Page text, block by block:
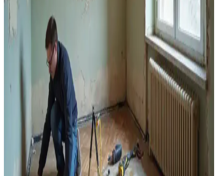
Banyo Seramik Fayanslarını Geçici Olarak
Boyamanın Teknik Gereksinimleri ve Dikkat
Edilmesi Gerekenler
Banyo seramik fayanslarının geçici olarak boyanması, doğru astar
ve suya dayanıklı boya kullanımıyla birkaç yıl dayanabilir. Ancak
soyulma ve çatlama riski nedeniyle kalıcı çözüm değildir.
Eski Ahşap Telefon Nişlerinden Kurşun Bazlı
Boyaların Güvenli Temizliği ve Yöntemleri
1940'lar ahşap telefon nişlerindeki kurşun bazlı eski boyaların
temizliği, kimyasal sökücüler, ısı tabancası ve ıslak zımpara
kullanılarak yapılır. Sağlık ve ahşap koruması için güvenlik
önlemleri şarttır.
Yağ Bazlı Boya Üzerine Su Bazlı Boya
Uygulamasının Sorunları ve Çözüm Yolları